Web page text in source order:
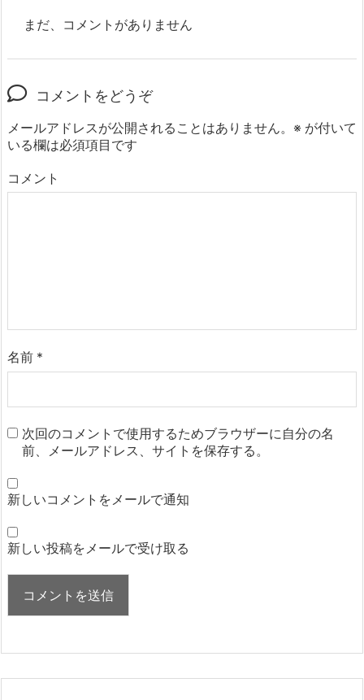
まだ、コメントがありません
コメントをどうぞ
メールアドレスが公開されることはありません。 ※ が付いて
いる欄は必須項目です
コメント
名前 *
次回のコメントで使用するためブラウザーに自分の名
前、メールアドレス、サイトを保存する。
新しいコメントをメールで通知
新しい投稿をメールで受け取る